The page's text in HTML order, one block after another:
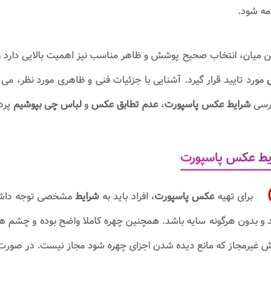
شود.
میان، انتخاب صحیح پوشش و ظاهر مناسب نیز اهمیت بالایی
مورد تایید قرار گیرد. آشنایی با جزئیات فنی و ظاهری مورد نظر،
شرایط عکس پاسپورت،عدم تطابق عکسولباس چی بپوشیم
عکس پاسپورت
برای تهیهعکس پاسپورت، افراد باید به شرایطمشخصی توجه
بدون هرگونه سایه باشد. همچنین چهره کاملا واضح بوده و چشم ها
غیرمجاز که مانع دیده شدن اجزای چهره شود مجاز نیست. در